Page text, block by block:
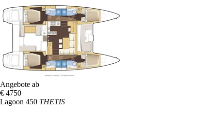
Angebote ab
€ 4750
Lagoon 450 THETIS